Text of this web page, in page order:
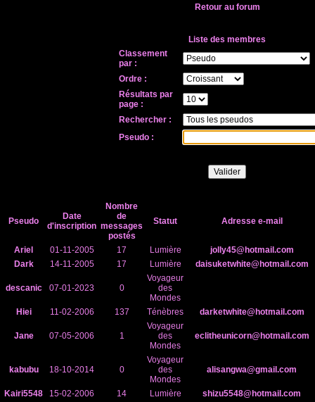
Retour au forum
Liste des membres
Classement
par :
Ordre :
Résultats par
page :
Rechercher :
Pseudo :
Pseudo
Date
d'inscription
Nombre
de
messages
postés
Statut Adresse e-mail
Ariel 01-11-2005 17 Lumière
jolly45@hotmail.com
Dark
14-11-2005 17 Lumière daisuketwhite@hotmail.com
descanic 07-01-2023 0
Voyageur
des
Mondes
Hiei
11-02-2006 137 Ténèbres darketwhite@hotmail.com
Jane 07-05-2006 1
Voyageur
des
Mondes
eclitheunicorn@hotmail.com
kabubu 18-10-2014 0
Voyageur
des
Mondes
alisangwa@gmail.com
Kairi5548 15-02-2006 14 Lumière shizu5548@hotmail.com